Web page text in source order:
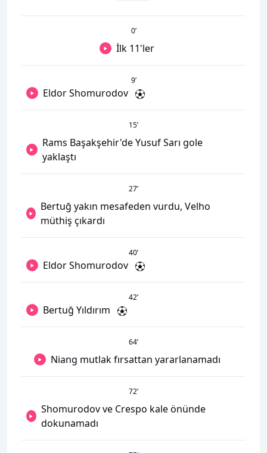
0’
İlk 11'ler
9’
Eldor Shomurodov
15’
Rams Başakşehir'de Yusuf Sarı gole
yaklaştı
27’
Bertuğ yakın mesafeden vurdu, Velho
müthiş çıkardı
40’
Eldor Shomurodov
42’
Bertuğ Yıldırım
64’
Niang mutlak fırsattan yararlanamadı
72’
Shomurodov ve Crespo kale önünde
dokunamadı